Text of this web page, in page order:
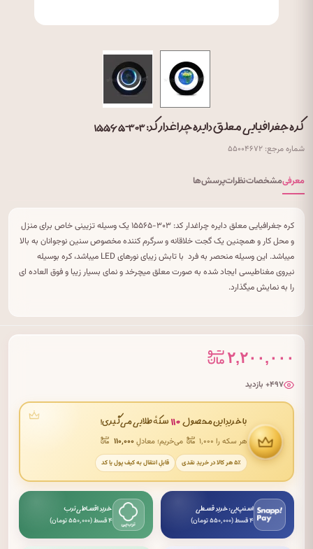
کره جغرافیایی معلق دایره چراغدار کد: ۳۰۳-۱۵۵۶۵
شماره مرجع: ۵۵۰۰۴۶۷۲
معرفیمشخصاتنظراتپرسش‌ها
کره جغرافیایی معلق دایره چراغدار کد: ۳۰۳-۱۵۵۶۵ یک وسیله تزیینی خاص برای منزل
و محل کار و همچنین یک گجت خلاقانه و سرگرم کننده مخصوص سنین نوجوانان به بالا
میباشد. این وسیله منحصر به فرد با تابش زیبای نورهای LED میباشد، کره بوسیله
نیروی مغناطیسی ایجاد شده به صورت معلق میچرخد و نمای بسیار زیبا و فوق العاده ای
را به نمایش میگذارد.
۲,۲۰۰,۰۰۰
۴۹۷+ بازدید
با خریدِ این محصول ۱۱۰ سکهٔ طلایی می‌گیری!
هر سکه را ۱٬۰۰۰ می‌خریم؛ معادلِ۱۱۰٬۰۰۰
۵٪ هر کالا در خریدِ نقدی قابلِ انتقال به کیف پول یا کد
اسنپ‌پی: خرید قسطی
۴ قسط (۵۵۰٬۰۰۰ تومان)
خرید اقساطی ترب
۴ قسط (۵۵۰٬۰۰۰ تومان)